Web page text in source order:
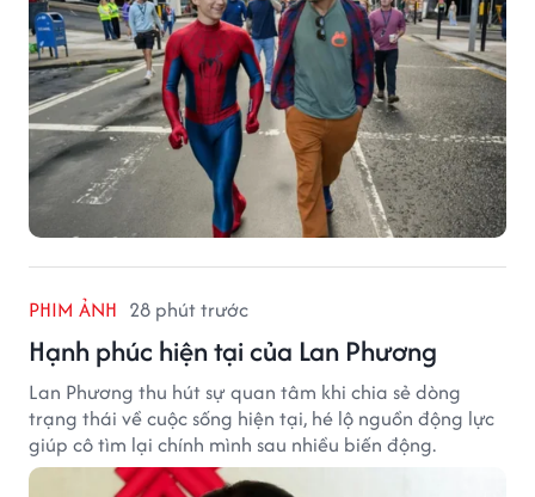
PHIM ẢNH 28 phút trước
Hạnh phúc hiện tại của Lan Phương
Lan Phương thu hút sự quan tâm khi chia sẻ dòng
trạng thái về cuộc sống hiện tại, hé lộ nguồn động lực
giúp cô tìm lại chính mình sau nhiều biến động.